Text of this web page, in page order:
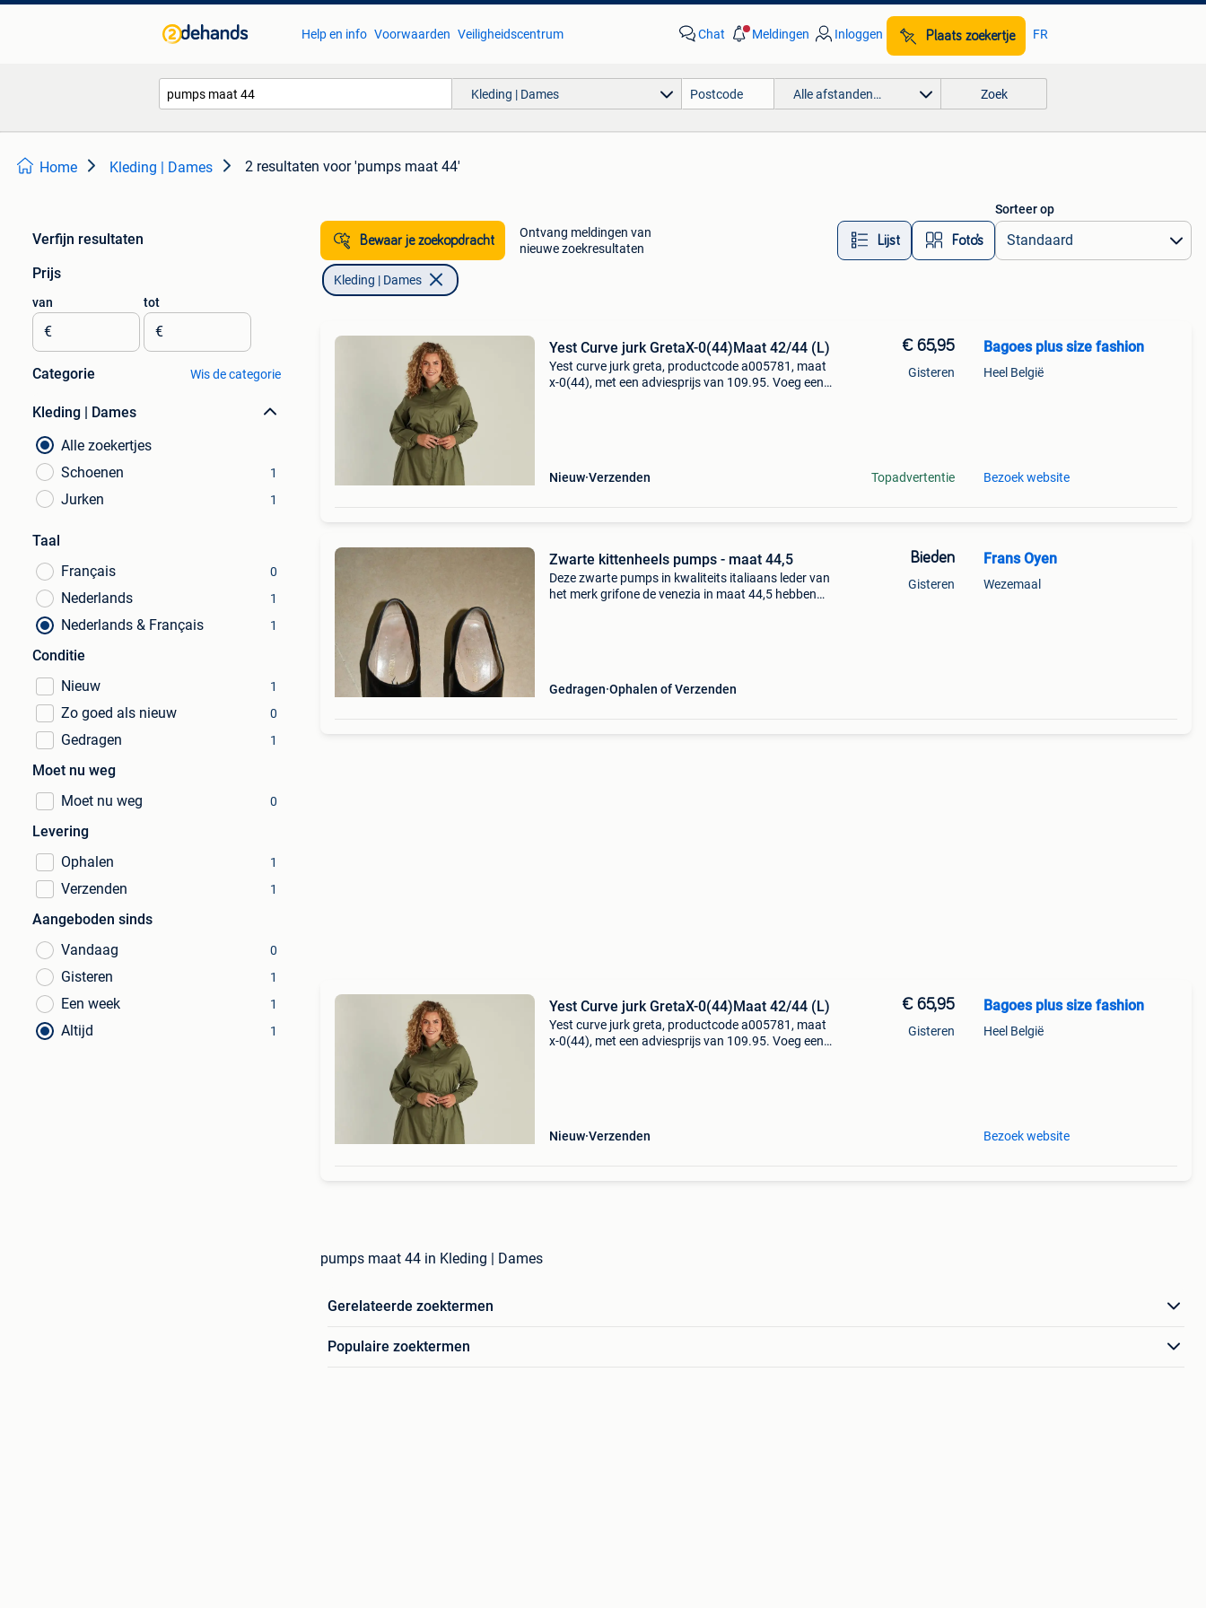
Help en info Voorwaarden Veiligheidscentrum Chat Meldingen Inloggen Plaats zoekertje FR
Kleding | Dames Alle afstanden… Zoek
Home Kleding | Dames 2 resultaten voor 'pumps maat 44'
Verfijn resultaten
Prijs
van
€
tot
€
Categorie Wis de categorie
Kleding | Dames
Alle zoekertjes
Schoenen
1
Jurken 1
Taal
Français
0
Nederlands 1
Nederlands & Français 1
Conditie
Nieuw
1
Zo goed als nieuw 0
Gedragen 1
Moet nu weg
Moet nu weg
0
Levering
Ophalen
1
Verzenden 1
Aangeboden sinds
Vandaag
0
Gisteren 1
Een week 1
Altijd 1
Bewaar je zoekopdracht
Ontvang meldingen van
nieuwe zoekresultaten
Lijst Foto’s
Sorteer op
Kleding | Dames
Yest Curve jurk GretaX-0(44)Maat 42/44 (L)
Yest curve jurk greta, productcode a005781, maat
x-0(44), met een adviesprijs van 109.95. Voeg een
Nieuw Verzenden
€ 65,95
Gisteren
Topadvertentie
Bagoes plus size fashion
Heel België
Bezoek website
Zwarte kittenheels pumps - maat 44,5
Deze zwarte pumps in kwaliteits italiaans leder van
het merk grifone de venezia in maat 44,5 hebben
Gedragen Ophalen of Verzenden
Bieden
Gisteren
Frans Oyen
Wezemaal
Yest Curve jurk GretaX-0(44)Maat 42/44 (L)
Yest curve jurk greta, productcode a005781, maat
x-0(44), met een adviesprijs van 109.95. Voeg een
Nieuw Verzenden
€ 65,95
Gisteren
Bagoes plus size fashion
Heel België
Bezoek website
pumps maat 44 in Kleding | Dames
Gerelateerde zoektermen
Populaire zoektermen